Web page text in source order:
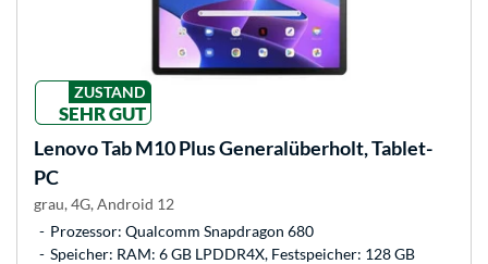
ZUSTAND
SEHR GUT
LenovoTab M10 Plus Generalüberholt, Tablet-
PC
grau, 4G, Android 12
Prozessor: Qualcomm Snapdragon 680
Speicher: RAM: 6 GB LPDDR4X, Festspeicher: 128 GB